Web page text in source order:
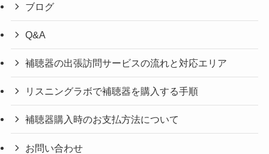
ブログ
Q&A
補聴器の出張訪問サービスの流れと対応エリア
リスニングラボで補聴器を購入する手順
補聴器購入時のお支払方法について
お問い合わせ